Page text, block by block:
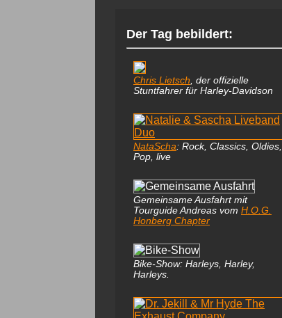
Der Tag bebildert:
Chris Lietsch, der offizielle
Stuntfahrer für Harley-Davidson
NataScha: Rock, Classics, Oldies,
Pop, live
Gemeinsame Ausfahrt mit
Tourguide Andreas vom H.O.G.
Honberg Chapter
Bike-Show: Harleys, Harley,
Harleys.